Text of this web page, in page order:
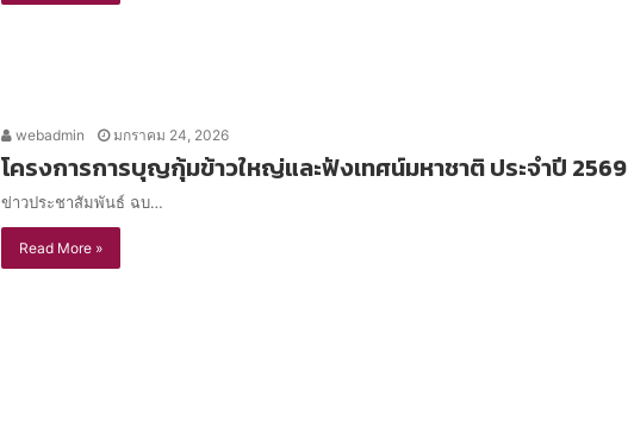
webadmin มกราคม 24, 2026
โครงการการบุญกุ้มข้าวใหญ่และฟังเทศน์มหาชาติ ประจำปี 2569
ข่าวประชาสัมพันธ์ ฉบ…
Read More »